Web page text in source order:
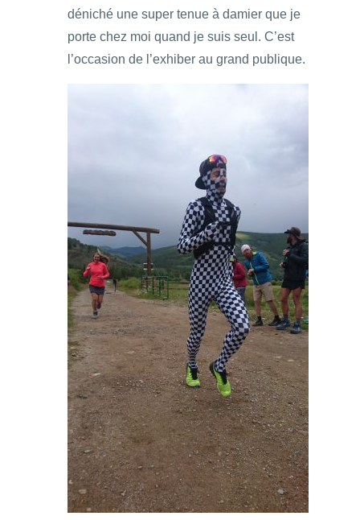
déniché une super tenue à damier que je
porte chez moi quand je suis seul. C’est
l’occasion de l’exhiber au grand publique.